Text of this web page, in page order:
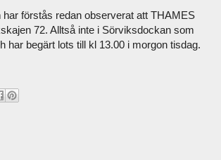
förstås redan observerat att THAMES
72. Alltså inte i Sörviksdockan som
har begärt lots till kl 13.00 i morgon tisdag.